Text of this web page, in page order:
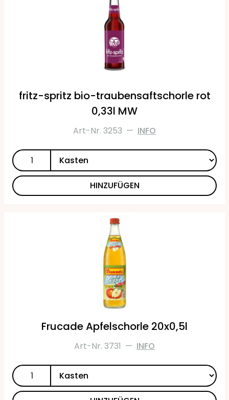
fritz-spritz bio-traubensaftschorle rot
0,33l MW
Art-Nr. 3253 — INFO
HINZUFÜGEN
Frucade Apfelschorle 20x0,5l
Art-Nr. 3731 — INFO